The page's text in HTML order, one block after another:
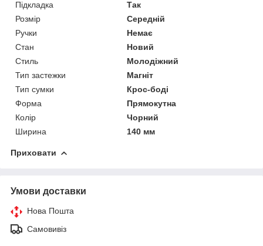
Підкладка
Так
Розмір
Середній
Ручки
Немає
Стан
Новий
Стиль
Молодіжний
Тип застежки
Магніт
Тип сумки
Крос-боді
Форма
Прямокутна
Колір
Чорний
Ширина
140 мм
Приховати
Умови доставки
Нова Пошта
Самовивіз